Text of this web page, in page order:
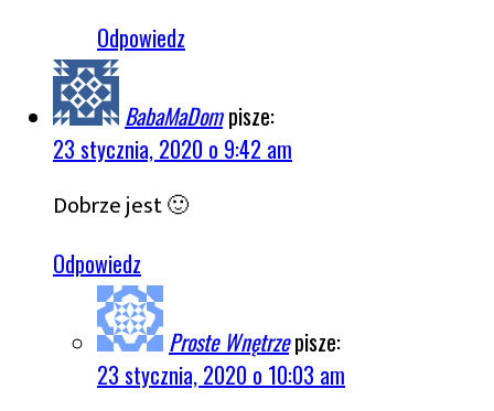
Odpowiedz
BabaMaDom pisze:
23 stycznia, 2020 o 9:42 am
Dobrze jest 🙂
Odpowiedz
Proste Wnętrze pisze:
23 stycznia, 2020 o 10:03 am